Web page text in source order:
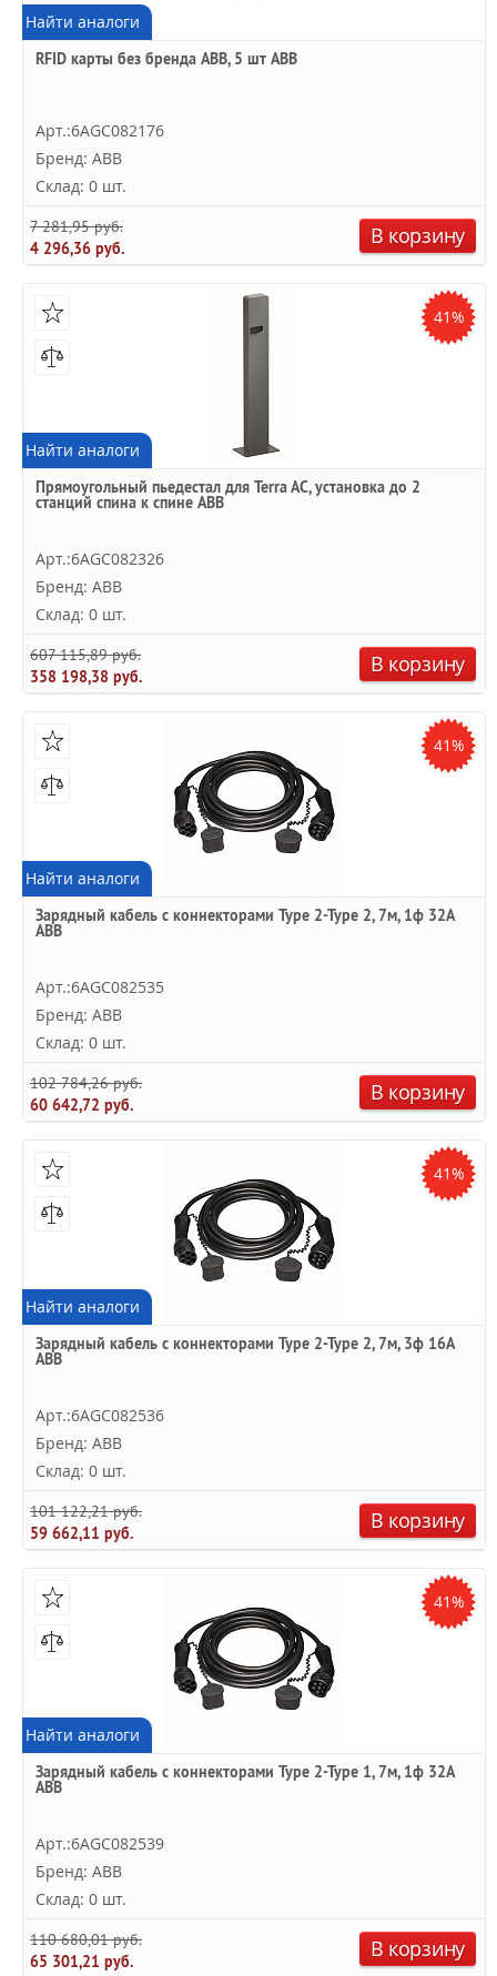
Найти аналоги
RFID карты без бренда ABB, 5 шт ABB
Арт.:6AGC082176
Бренд: ABB
Склад: 0 шт.
7 281,95 руб.
4 296,36 руб.
В корзину
41%
Найти аналоги
Прямоугольный пьедестал для Terra AC, установка до 2
станций спина к спине ABB
Арт.:6AGC082326
Бренд: ABB
Склад: 0 шт.
607 115,89 руб.
358 198,38 руб.
В корзину
41%
Найти аналоги
Зарядный кабель с коннекторами Type 2-Type 2, 7м, 1ф 32A
ABB
Арт.:6AGC082535
Бренд: ABB
Склад: 0 шт.
102 784,26 руб.
60 642,72 руб.
В корзину
41%
Найти аналоги
Зарядный кабель с коннекторами Type 2-Type 2, 7м, 3ф 16A
ABB
Арт.:6AGC082536
Бренд: ABB
Склад: 0 шт.
101 122,21 руб.
59 662,11 руб.
В корзину
41%
Найти аналоги
Зарядный кабель с коннекторами Type 2-Type 1, 7м, 1ф 32A
ABB
Арт.:6AGC082539
Бренд: ABB
Склад: 0 шт.
110 680,01 руб.
65 301,21 руб.
В корзину